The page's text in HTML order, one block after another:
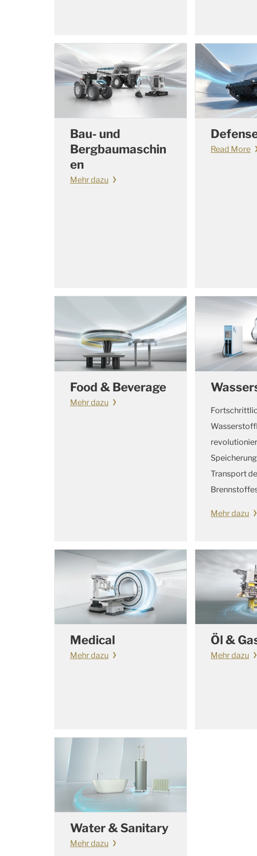
Bau- und
Bergbaumaschin
en
Mehr dazu
Read More
Food & Beverage
Mehr dazu
Transport
Mehr dazu
Medical
Mehr dazu
Öl &
Mehr dazu
Water & Sanitary
Mehr dazu